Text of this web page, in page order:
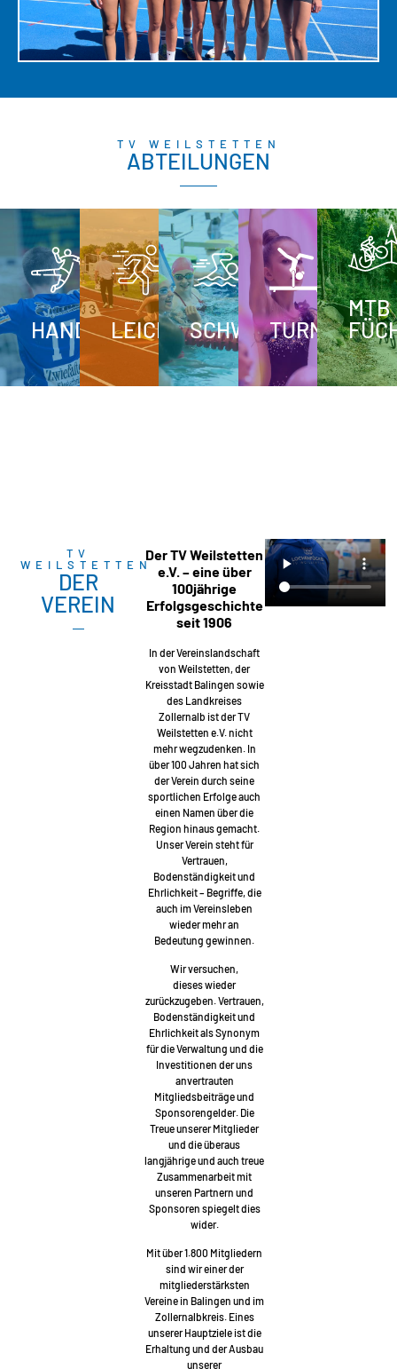
TV WEILSTETTEN
ABTEILUNGEN
HANDBALLLEICHTATHLETIK
SCHWIMMEN
TURNEN
MTB
TV
WEILSTETTEN
DER
VEREIN
Der TV Weilstetten
e.V. – eine über
100jährige
Erfolgsgeschichte
seit 1906
In der Vereinslandschaft
von Weilstetten, der
Kreisstadt Balingen sowie
des Landkreises
Zollernalb ist der TV
Weilstetten e.V. nicht
mehr wegzudenken. In
über 100 Jahren hat sich
der Verein durch seine
sportlichen Erfolge auch
einen Namen über die
Region hinaus gemacht.
Unser Verein steht für
Vertrauen,
Bodenständigkeit und
Ehrlichkeit – Begriffe, die
auch im Vereinsleben
wieder mehr an
Bedeutung gewinnen.
Wir versuchen,
dieses wieder
zurückzugeben. Vertrauen,
Bodenständigkeit und
Ehrlichkeit als Synonym
für die Verwaltung und die
Investitionen der uns
anvertrauten
Mitgliedsbeiträge und
Sponsorengelder. Die
Treue unserer Mitglieder
und die überaus
langjährige und auch treue
Zusammenarbeit mit
unseren Partnern und
Sponsoren spiegelt dies
wider.
Mit über 1.800 Mitgliedern
sind wir einer der
mitgliederstärksten
Vereine in Balingen und im
Zollernalbkreis. Eines
unserer Hauptziele ist die
Erhaltung und der Ausbau
unserer